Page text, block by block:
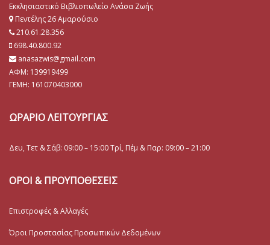
Εκκλησιαστικό Βιβλιοπωλείο Ανάσα Ζωής
Πεντέλης 26 Αμαρούσιο
210.61.28.356
698.40.800.92
anasazwis@gmail.com
ΑΦΜ: 139919499
ΓΕΜΗ: 161070403000
ΩΡΑΡΙΟ ΛΕΙΤΟΥΡΓΙΑΣ
Δευ, Τετ & Σάβ: 09:00 – 15:00 Τρί, Πέμ & Παρ: 09:00 – 21:00
ΟΡΟΙ & ΠΡΟΥΠΟΘΕΣΕΙΣ
Επιστροφές & Αλλαγές
Όροι Προστασίας Προσωπικών Δεδομένων